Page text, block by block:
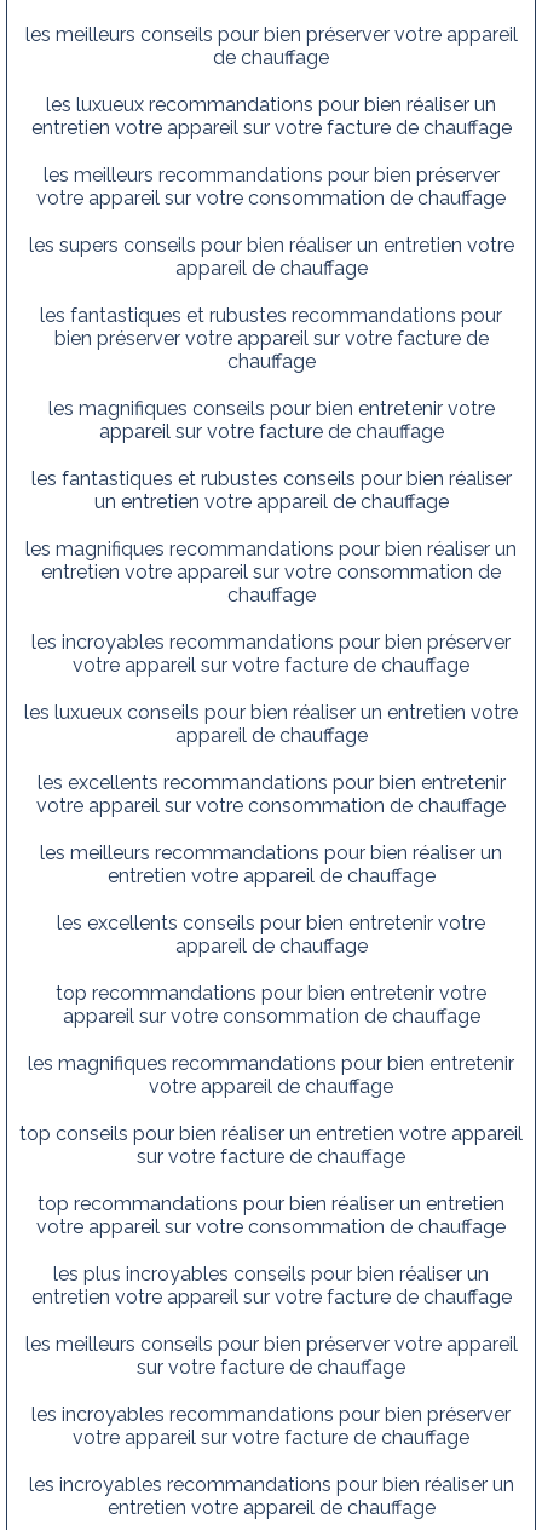
les meilleurs conseils pour bien préserver votre appareil
de chauffage
les luxueux recommandations pour bien réaliser un
entretien votre appareil sur votre facture de chauffage
les meilleurs recommandations pour bien préserver
votre appareil sur votre consommation de chauffage
les supers conseils pour bien réaliser un entretien votre
appareil de chauffage
les fantastiques et rubustes recommandations pour
bien préserver votre appareil sur votre facture de
chauffage
les magnifiques conseils pour bien entretenir votre
appareil sur votre facture de chauffage
les fantastiques et rubustes conseils pour bien réaliser
un entretien votre appareil de chauffage
les magnifiques recommandations pour bien réaliser un
entretien votre appareil sur votre consommation de
chauffage
les incroyables recommandations pour bien préserver
votre appareil sur votre facture de chauffage
les luxueux conseils pour bien réaliser un entretien votre
appareil de chauffage
les excellents recommandations pour bien entretenir
votre appareil sur votre consommation de chauffage
les meilleurs recommandations pour bien réaliser un
entretien votre appareil de chauffage
les excellents conseils pour bien entretenir votre
appareil de chauffage
top recommandations pour bien entretenir votre
appareil sur votre consommation de chauffage
les magnifiques recommandations pour bien entretenir
votre appareil de chauffage
top conseils pour bien réaliser un entretien votre appareil
sur votre facture de chauffage
top recommandations pour bien réaliser un entretien
votre appareil sur votre consommation de chauffage
les plus incroyables conseils pour bien réaliser un
entretien votre appareil sur votre facture de chauffage
les meilleurs conseils pour bien préserver votre appareil
sur votre facture de chauffage
les incroyables recommandations pour bien préserver
votre appareil sur votre facture de chauffage
les incroyables recommandations pour bien réaliser un
entretien votre appareil de chauffage